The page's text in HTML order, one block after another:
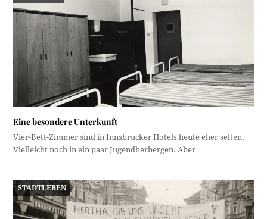
Eine besondere Unterkunft
Vier-Bett-Zimmer sind in Innsbrucker Hotels heute eher selten.
Vielleicht noch in ein paar Jugendherbergen. Aber…
STADTLEBEN